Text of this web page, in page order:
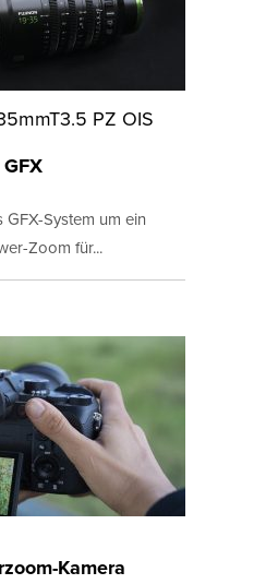
PZ OIS
System um ein
Zoom für...
Kamera